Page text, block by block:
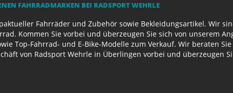
FAHRRADMARKEN BEI RADSPORT WEHRLE
Fahrräder und Zubehör sowie Bekleidungsartikel. Wir
Kommen Sie vorbei und überzeugen Sie sich von unserem
Top-Fahrrad- und E-Bike-Modelle zum Verkauf. Wir beraten
von Radsport Wehrle in Überlingen vorbei und überzeugen